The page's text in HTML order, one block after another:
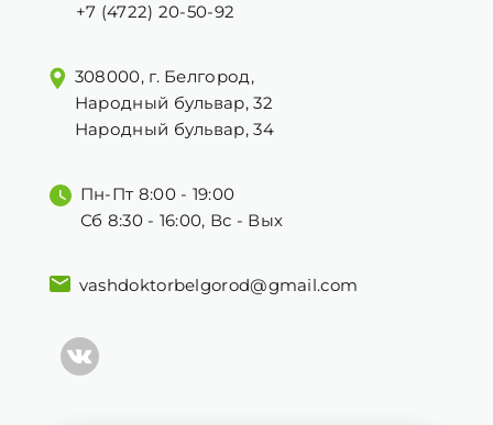
+7 (4722) 20-50-92
308000, г. Белгород,
Народный бульвар, 32
Народный бульвар, 34
Пн-Пт 8:00 - 19:00
Сб 8:30 - 16:00, Вс - Вых
vashdoktorbelgorod@gmail.com